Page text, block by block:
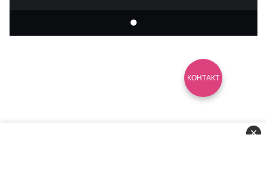
✕
КОНТАКТ